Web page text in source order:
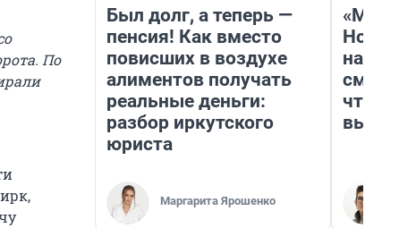
По
Был долг, а теперь —
пенсия! Как вместо
повисших в воздухе
алиментов получать
реальные деньги:
разбор иркутского
юриста
Маргарита Ярошенко
«Мы